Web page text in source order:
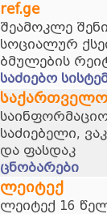
ref.ge
შეამოკლე
სოციალურ
ბმულების
საძიებო
საძიებელი,
და ფასდაკ
ცნობარები
ლეიტექ
ლეიტექ 16